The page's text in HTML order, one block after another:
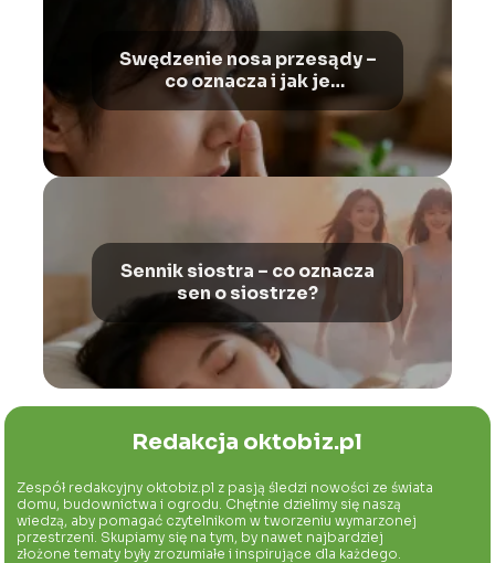
Swędzenie nosa przesądy –
co oznacza i jak je
interpretować?
Sennik siostra – co oznacza
sen o siostrze?
Redakcja oktobiz.pl
Zespół redakcyjny oktobiz.pl z pasją śledzi nowości ze świata
domu, budownictwa i ogrodu. Chętnie dzielimy się naszą
wiedzą, aby pomagać czytelnikom w tworzeniu wymarzonej
przestrzeni. Skupiamy się na tym, by nawet najbardziej
złożone tematy były zrozumiałe i inspirujące dla każdego.